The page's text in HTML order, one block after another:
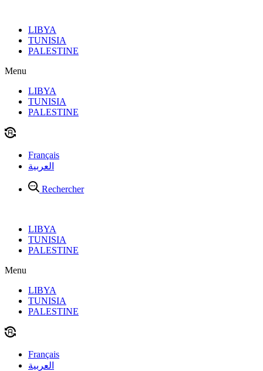
contenuLIBYA
TUNISIA
PALESTINE
Menu
LIBYA
TUNISIA
PALESTINE
Français
العربية
Rechercher
LIBYA
TUNISIA
PALESTINE
Menu
LIBYA
TUNISIA
PALESTINE
Français
العربية